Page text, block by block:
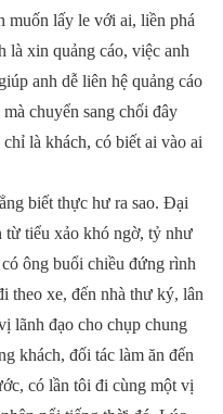
muốn lấy le với ai, liền phá
là xin quảng cáo, việc anh
anh dễ liên hệ quảng cáo
chuyển sang chối đây
là khách, có biết ai vào ai
biết thực hư ra sao. Đại
từ tiểu xảo khó ngờ, tỷ như
ông buổi chiều đứng rình
theo xe, đến nhà thư ký, lân
lãnh đạo cho chụp chung
khách, đối tác làm ăn đến
có lần tôi đi cùng một vị